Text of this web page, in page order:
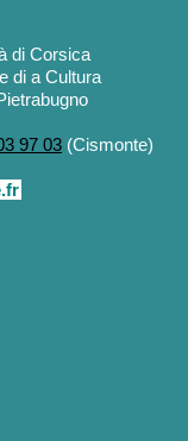
di Corsica
di a Cultura
97 03 (Cismonte)